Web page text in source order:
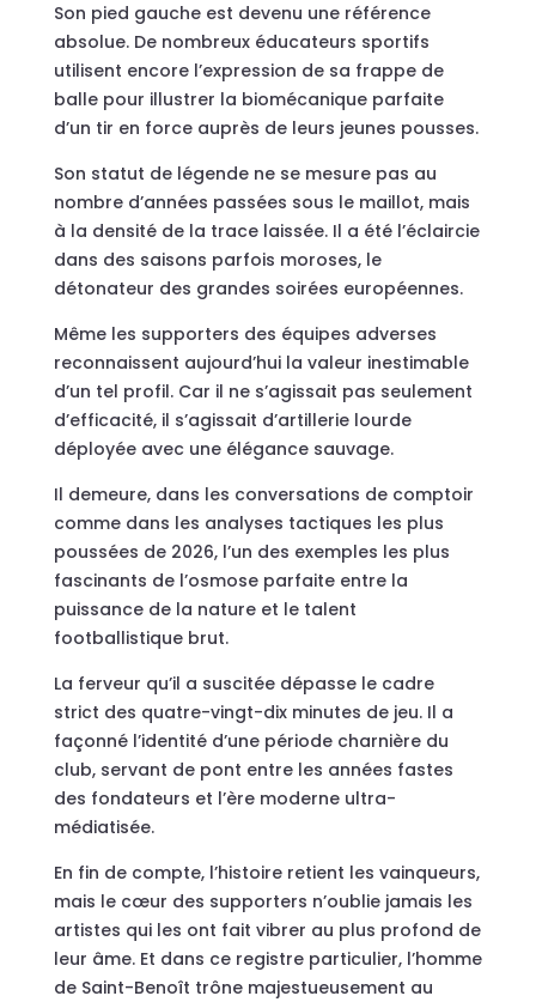
Son pied gauche est devenu une référence
absolue. De nombreux éducateurs sportifs
utilisent encore l’expression de sa frappe de
balle pour illustrer la biomécanique parfaite
d’un tir en force auprès de leurs jeunes pousses.
Son statut de légende ne se mesure pas au
nombre d’années passées sous le maillot, mais
à la densité de la trace laissée. Il a été l’éclaircie
dans des saisons parfois moroses, le
détonateur des grandes soirées européennes.
Même les supporters des équipes adverses
reconnaissent aujourd’hui la valeur inestimable
d’un tel profil. Car il ne s’agissait pas seulement
d’efficacité, il s’agissait d’artillerie lourde
déployée avec une élégance sauvage.
Il demeure, dans les conversations de comptoir
comme dans les analyses tactiques les plus
poussées de 2026, l’un des exemples les plus
fascinants de l’osmose parfaite entre la
puissance de la nature et le talent
footballistique brut.
La ferveur qu’il a suscitée dépasse le cadre
strict des quatre-vingt-dix minutes de jeu. Il a
façonné l’identité d’une période charnière du
club, servant de pont entre les années fastes
des fondateurs et l’ère moderne ultra-
médiatisée.
En fin de compte, l’histoire retient les vainqueurs,
mais le cœur des supporters n’oublie jamais les
artistes qui les ont fait vibrer au plus profond de
leur âme. Et dans ce registre particulier, l’homme
de Saint-Benoît trône majestueusement au